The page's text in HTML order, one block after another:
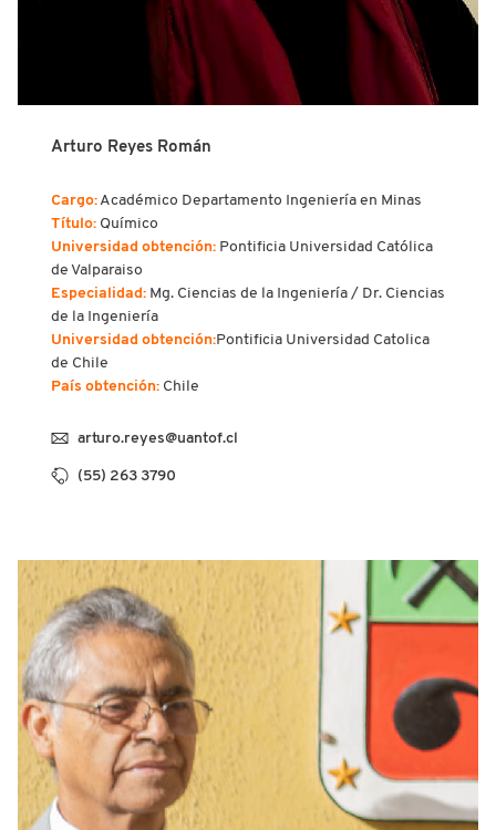
Arturo Reyes Román
Cargo: Académico Departamento Ingeniería en Minas
Título: Químico
Universidad obtención: Pontificia Universidad Católica
de Valparaiso
Especialidad: Mg. Ciencias de la Ingeniería / Dr. Ciencias
de la Ingeniería
Universidad obtención:Pontificia Universidad Catolica
de Chile
País obtención: Chile
arturo.reyes@uantof.cl
(55) 263 3790